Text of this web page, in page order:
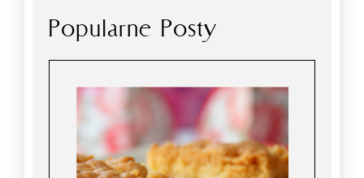
Popularne Posty